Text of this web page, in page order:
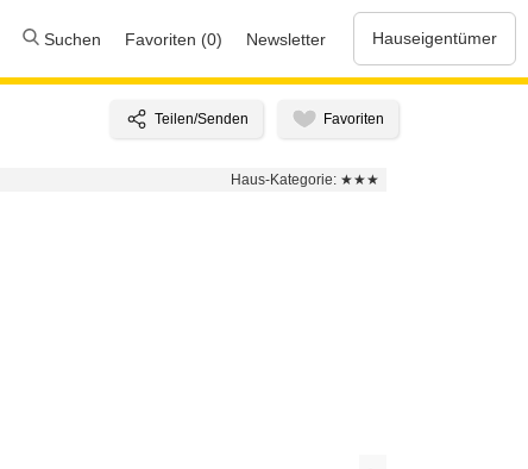
Suchen Favoriten (0) Newsletter Hauseigentümer
Haus-Kategorie: ★★★